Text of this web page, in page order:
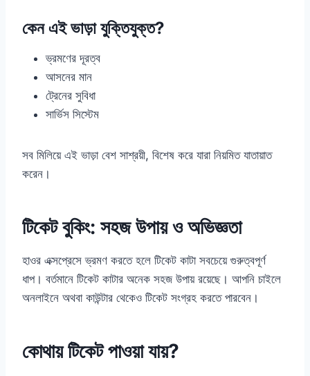
কেন এই ভাড়া যুক্তিযুক্ত?
ভ্রমণের দূরত্ব
আসনের মান
ট্রেনের সুবিধা
সার্ভিস সিস্টেম
সব মিলিয়ে এই ভাড়া বেশ সাশ্রয়ী, বিশেষ করে যারা নিয়মিত যাতায়াত
করেন।
টিকেট বুকিং: সহজ উপায় ও অভিজ্ঞতা
হাওর এক্সপ্রেসে ভ্রমণ করতে হলে টিকেট কাটা সবচেয়ে গুরুত্বপূর্ণ
ধাপ। বর্তমানে টিকেট কাটার অনেক সহজ উপায় রয়েছে। আপনি চাইলে
অনলাইনে অথবা কাউন্টার থেকেও টিকেট সংগ্রহ করতে পারবেন।
কোথায় টিকেট পাওয়া যায়?